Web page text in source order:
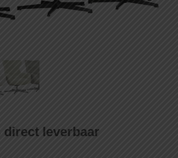
direct leverbaar